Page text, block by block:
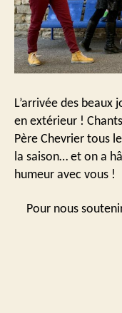
L’arrivée des
en extérieur !
Père Chevrier tous
la saison… et on a
humeur avec vous !
Pour nous